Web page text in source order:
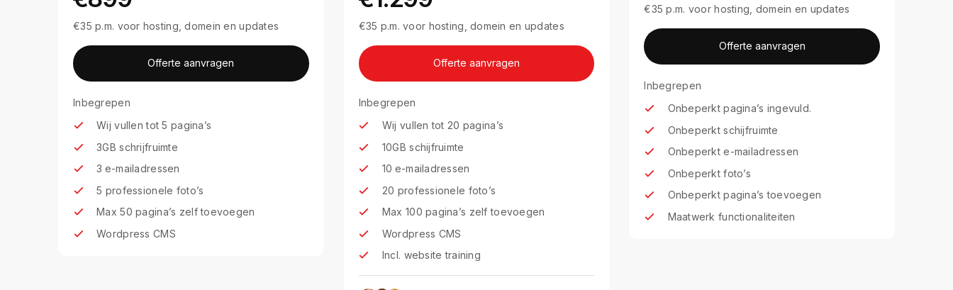
€35 p.m. voor hosting, domein en updates
Offerte aanvragen
Inbegrepen
Wij vullen tot 5 pagina’s
3GB schrijfruimte
3 e-mailadressen
5 professionele foto’s
Max 50 pagina’s zelf toevoegen
Wordpress CMS
€35 p.m. voor hosting, domein en updates
Offerte aanvragen
Inbegrepen
Wij vullen tot 20 pagina’s
10GB schijfruimte
10 e-mailadressen
20 professionele foto’s
Max 100 pagina’s zelf toevoegen
Wordpress CMS
Incl. website training
€35 p.m. voor hosting, domein en updates
Offerte aanvragen
Inbegrepen
Onbeperkt pagina’s ingevuld.
Onbeperkt schijfruimte
Onbeperkt e-mailadressen
Onbeperkt foto’s
Onbeperkt pagina’s toevoegen
Maatwerk functionaliteiten